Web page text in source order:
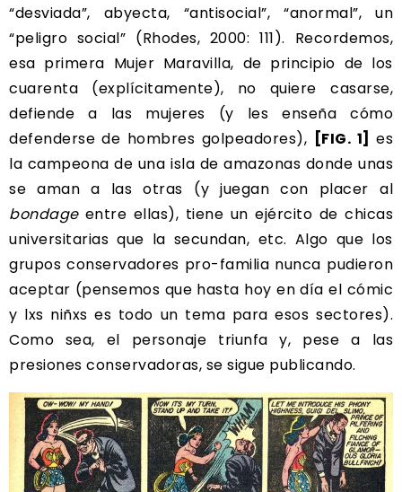
“desviada”, abyecta, “antisocial”, “anormal”, un
“peligro social” (Rhodes, 2000: 111). Recordemos,
esa primera Mujer Maravilla, de principio de los
cuarenta (explícitamente), no quiere casarse,
defiende a las mujeres (y les enseña cómo
defenderse de hombres golpeadores), [FIG. 1]es
la campeona de una isla de amazonas donde unas
se aman a las otras (y juegan con placer al
bondage entre ellas), tiene un ejército de chicas
universitarias que la secundan, etc. Algo que los
grupos conservadores pro-familia nunca pudieron
aceptar (pensemos que hasta hoy en día el cómic
y lxs niñxs es todo un tema para esos sectores).
Como sea, el personaje triunfa y, pese a las
presiones conservadoras, se sigue publicando.